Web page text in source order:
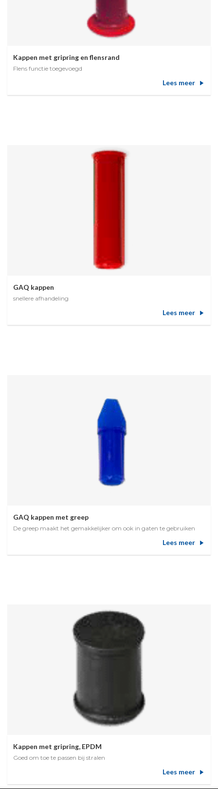
Kappen met gripring en flensrand
Flens functie toegevoegd
Lees meer
GAQ kappen
snellere afhandeling
Lees meer
GAQ kappen met greep
De greep maakt het gemakkelijker om ook in gaten te gebruiken
Lees meer
Kappen met gripring, EPDM
Goed om toe te passen bij stralen
Lees meer